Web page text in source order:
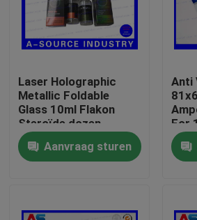
Huis
Ongeveer ons
Laser Holographic
Metallic Foldable
Glass 10ml Flakon
Steroïde dozen
Verpakking
farmaceutische dozen
etiket
Aanvraag sturen
Anti
For